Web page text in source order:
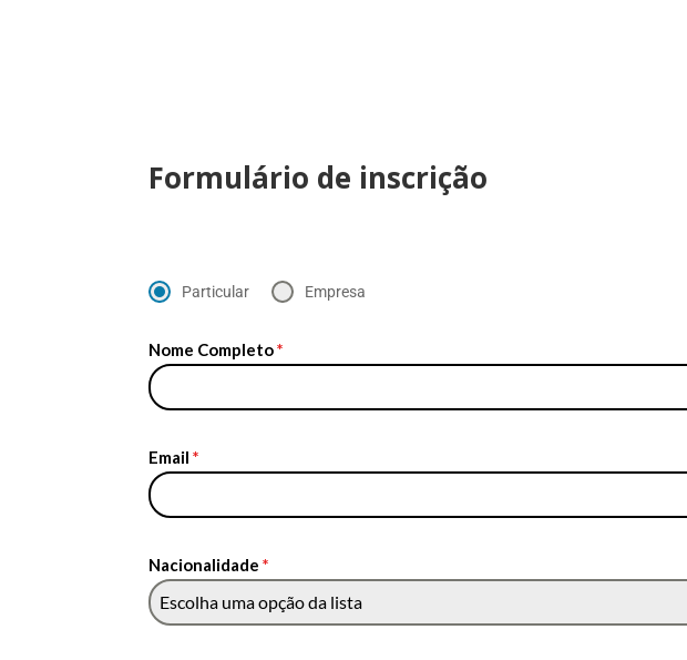
Formulário de inscrição
Particular Empresa
Nome Completo*
Email*
Nacionalidade*
Escolha uma opção da lista